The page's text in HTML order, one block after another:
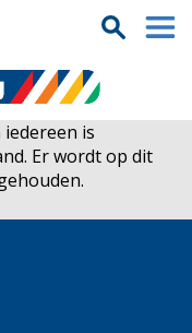
iedereen is
Er wordt op dit